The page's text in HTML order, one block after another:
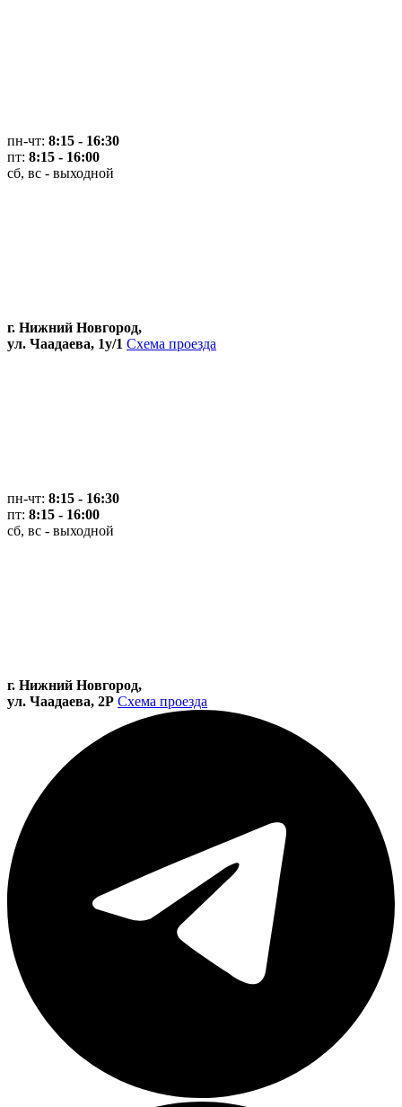
пн-чт: 8:15 - 16:30
пт: 8:15 - 16:00
сб, вс - выходной
г. Нижний Новгород,
ул. Чаадаева, 1у/1 Схема проезда
пн-чт: 8:15 - 16:30
пт: 8:15 - 16:00
сб, вс - выходной
г. Нижний Новгород,
ул. Чаадаева, 2Р Схема проезда